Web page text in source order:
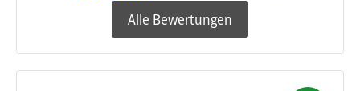
Alle Bewertungen